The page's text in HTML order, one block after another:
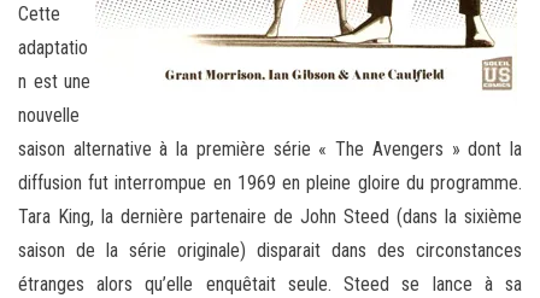
Cette
adaptatio
n est une
nouvelle
saison alternative à la première série « The Avengers » dont la
diffusion fut interrompue en 1969 en pleine gloire du programme.
Tara King, la dernière partenaire de John Steed (dans la sixième
saison de la série originale) disparait dans des circonstances
étranges alors qu’elle enquêtait seule. Steed se lance à sa